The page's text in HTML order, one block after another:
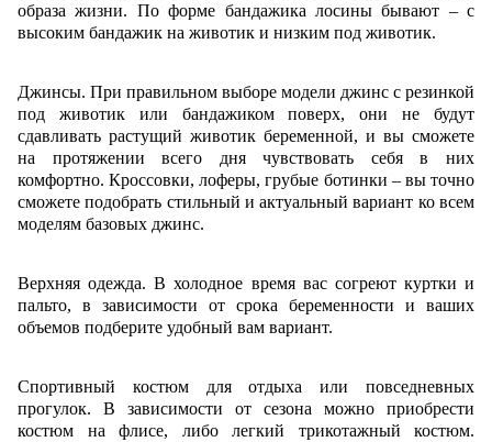
образа жизни. По форме бандажика лосины бывают – с
высоким бандажик на животик и низким под животик.
Джинсы. При правильном выборе модели джинс с резинкой
под животик или бандажиком поверх, они не будут
сдавливать растущий животик беременной, и вы сможете
на протяжении всего дня чувствовать себя в них
комфортно. Кроссовки, лоферы, грубые ботинки – вы точно
сможете подобрать стильный и актуальный вариант ко всем
моделям базовых джинс.
Верхняя одежда. В холодное время вас согреют куртки и
пальто, в зависимости от срока беременности и ваших
объемов подберите удобный вам вариант.
Спортивный костюм для отдыха или повседневных
прогулок. В зависимости от сезона можно приобрести
костюм на флисе, либо легкий трикотажный костюм.